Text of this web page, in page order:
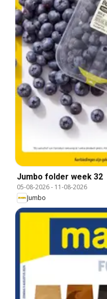
Jumbo folder week 32
05-08-2026- 11-08-2026
Jumbo